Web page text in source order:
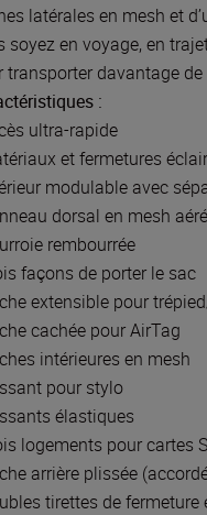
latérales en mesh et
soyez en voyage, en
transporter davantage
:
ultra-rapide
et fermetures
modulable avec
dorsal en mesh aéré
rembourrée
façons de porter le sac
extensible pour
cachée pour AirTag
intérieures en mesh
pour stylo
élastiques
logements pour cartes
arrière plissée
tirettes de